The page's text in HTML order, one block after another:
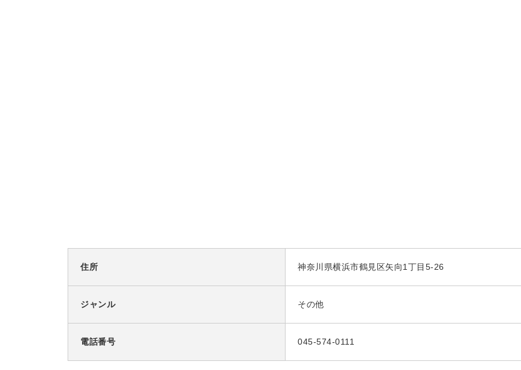
住所 神奈川県横浜市鶴見区矢向1丁目5-26
ジャンル その他
電話番号 045-574-0111